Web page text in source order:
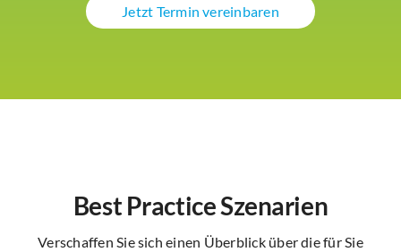
Jetzt Termin vereinbaren
Best Practice Szenarien
Verschaffen Sie sich einen Überblick über die für Sie